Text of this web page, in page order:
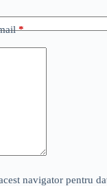
*
navigator pentru